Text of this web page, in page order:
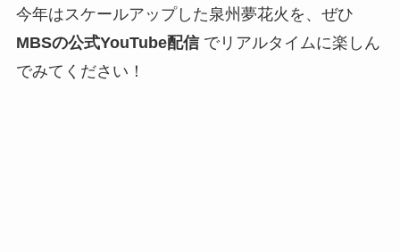
今年はスケールアップした泉州夢花火を、ぜひ
MBSの公式YouTube配信でリアルタイムに楽しん
でみてください！